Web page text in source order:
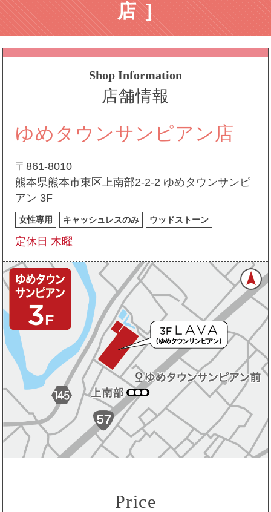
店 ]
Shop Information
店舗情報
ゆめタウンサンピアン店
〒861-8010
熊本県熊本市東区上南部2-2-2 ゆめタウンサンピ
アン 3F
女性専用 キャッシュレスのみ ウッドストーン
定休日 木曜
Price